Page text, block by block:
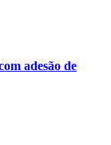
adesão de